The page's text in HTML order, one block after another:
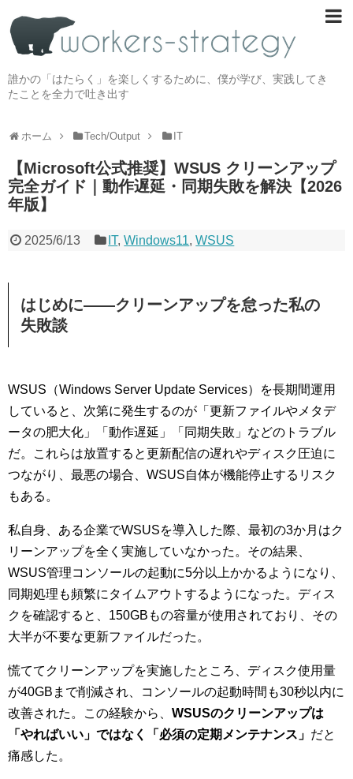
誰かの「はたらく」を楽しくするために、僕が学び、実践してき
たことを全力で吐き出す
ホーム Tech/Output IT
【Microsoft公式推奨】WSUS クリーンアップ
完全ガイド｜動作遅延・同期失敗を解決【2026
年版】
2025/6/13 IT,Windows11,WSUS
はじめに――クリーンアップを怠った私の
失敗談
WSUS（Windows Server Update Services）を長期間運用
していると、次第に発生するのが「更新ファイルやメタデ
ータの肥大化」「動作遅延」「同期失敗」などのトラブル
だ。これらは放置すると更新配信の遅れやディスク圧迫に
つながり、最悪の場合、WSUS自体が機能停止するリスク
もある。
私自身、ある企業でWSUSを導入した際、最初の3か月はク
リーンアップを全く実施していなかった。その結果、
WSUS管理コンソールの起動に5分以上かかるようになり、
同期処理も頻繁にタイムアウトするようになった。ディス
クを確認すると、150GBもの容量が使用されており、その
大半が不要な更新ファイルだった。
慌ててクリーンアップを実施したところ、ディスク使用量
が40GBまで削減され、コンソールの起動時間も30秒以内に
改善された。この経験から、 WSUSのクリーンアップは
「やればいい」ではなく「必須の定期メンテナンス」 だと
痛感した。